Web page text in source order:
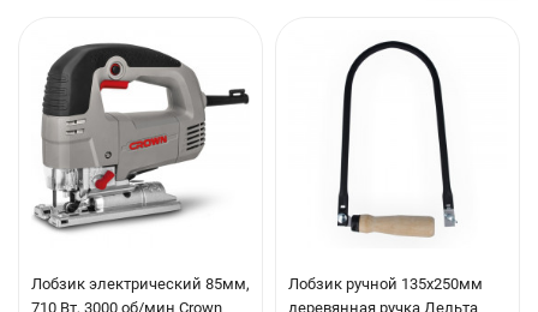
Характеристики:
Влажность: естественная.
Способ изготовления: ленточная пила.
Обзол: не более допустимого по соответствующей
нормативно-технической документации.
территории России не подлежит обязательной
Лобзик электрический 85мм,
710 Вт, 3000 об/мин Crown
Лобзик ручной 135х250мм
деревянная ручка Дельта